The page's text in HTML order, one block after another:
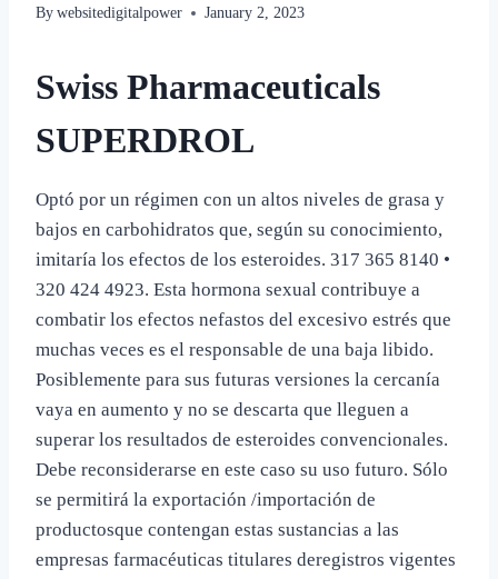
By websitedigitalpower January 2, 2023
Swiss Pharmaceuticals
SUPERDROL
Optó por un régimen con un altos niveles de grasa y
bajos en carbohidratos que, según su conocimiento,
imitaría los efectos de los esteroides. 317 365 8140 •
320 424 4923. Esta hormona sexual contribuye a
combatir los efectos nefastos del excesivo estrés que
muchas veces es el responsable de una baja libido.
Posiblemente para sus futuras versiones la cercanía
vaya en aumento y no se descarta que lleguen a
superar los resultados de esteroides convencionales.
Debe reconsiderarse en este caso su uso futuro. Sólo
se permitirá la exportación /importación de
productosque contengan estas sustancias a las
empresas farmacéuticas titulares deregistros vigentes